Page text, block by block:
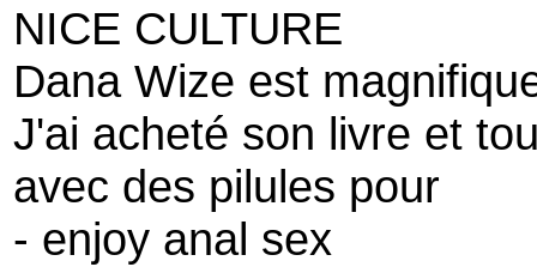
NICE CULTURE
Dana Wize est
J'ai acheté son livre et
avec des pilules pour
- enjoy anal sex